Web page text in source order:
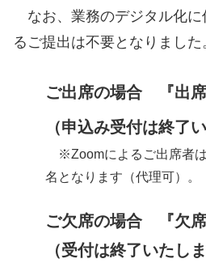
なお、業務のデジタル化に
るご提出は不要となりました
ご出席の場合
『出
（申込み受付は終了
※Zoomによるご出席者は
名となります（代理可）。
ご欠席の場合 『欠席
（受付は終了いたしま